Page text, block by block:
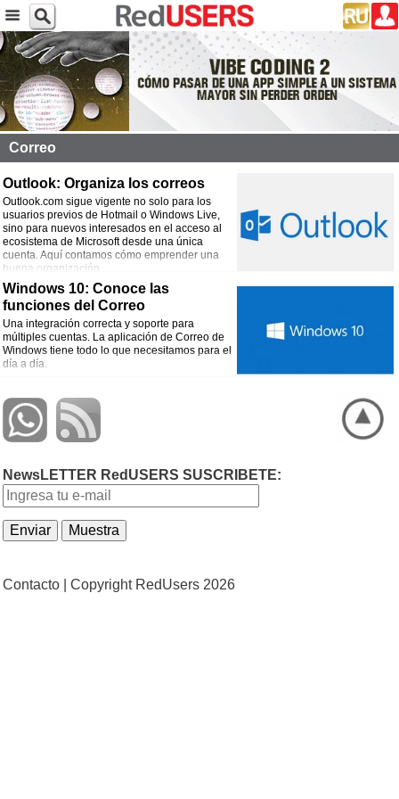
Correo
Outlook: Organiza los correos
Outlook.com sigue vigente no solo para los
usuarios previos de Hotmail o Windows Live,
sino para nuevos interesados en el acceso al
ecosistema de Microsoft desde una única
cuenta. Aquí contamos cómo emprender una
buena organización.
Windows 10: Conoce las
funciones del Correo
Una integración correcta y soporte para
múltiples cuentas. La aplicación de Correo de
Windows tiene todo lo que necesitamos para el
día a día.
NewsLETTER RedUSERS SUSCRIBETE:
Contacto | Copyright RedUsers 2026